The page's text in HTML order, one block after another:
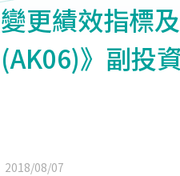
變更績效指標
(AK06)》副投
2018/08/07